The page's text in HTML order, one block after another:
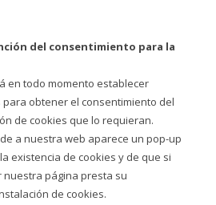
del consentimiento para la
en todo momento establecer
obtener el consentimiento del
de cookies que lo requieran.
a nuestra web aparece un pop-up
existencia de cookies y de que si
página presta su
de cookies.